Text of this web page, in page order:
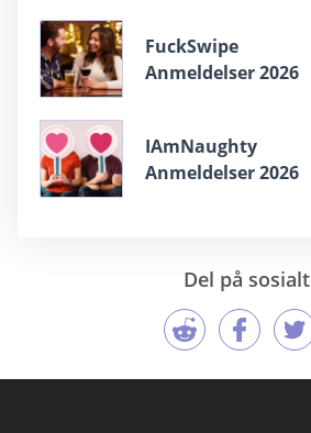
FuckSwipe
Anmeldelser 2026
IAmNaughty
Anmeldelser 2026
Del på sosialt